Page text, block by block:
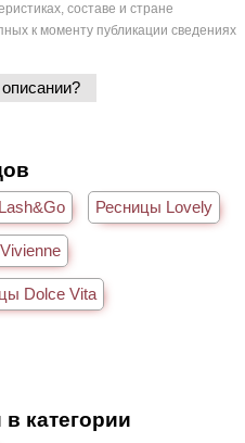
составе и стране
к моменту публикации сведениях
Ресницы Lovely
Dolce Vita
категории